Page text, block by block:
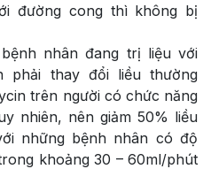
đường cong thì không bị
nhân đang trị liệu với
phải thay đổi liều thường
trên người có chức năng
nhiên, nên giảm 50% liều
những bệnh nhân có độ
khoảng 30 – 60ml/phút